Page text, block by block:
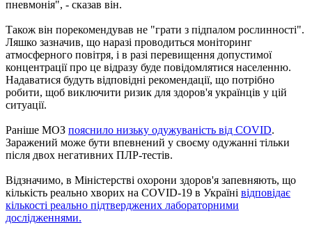
пневмонія", - сказав він.
Також він порекомендував не "грати з підпалом рослинності".
Ляшко зазначив, що наразі проводиться моніторинг
атмосферного повітря, і в разі перевищення допустимої
концентрації про це відразу буде повідомлятися населенню.
Надаватися будуть відповідні рекомендації, що потрібно
робити, щоб виключити ризик для здоров'я українців у цій
ситуації.
Раніше МОЗ пояснило низьку одужуваність від COVID.
Заражений може бути впевнений у своєму одужанні тільки
після двох негативних ПЛР-тестів.
Відзначимо, в Міністерстві охорони здоров'я запевняють, що
кількість реально хворих на COVID-19 в Україні відповідає
кількості реально підтверджених лабораторними
дослідженнями.